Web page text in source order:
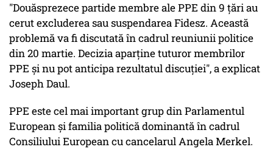
"Douăsprezece partide membre ale PPE din 9 ţări au
cerut excluderea sau suspendarea Fidesz. Această
problemă va fi discutată în cadrul reuniunii politice
din 20 martie. Decizia aparţine tuturor membrilor
PPE şi nu pot anticipa rezultatul discuţiei", a explicat
Joseph Daul.
PPE este cel mai important grup din Parlamentul
European şi familia politică dominantă în cadrul
Consiliului European cu cancelarul Angela Merkel.